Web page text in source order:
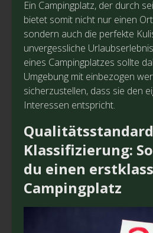
Ein Campingplatz, der durch
bietet somit nicht nur einen
sondern auch die perfekte
unvergessliche
eines Campingplatzes sollte
Umgebung mit einbezogen
sicherzustellen, dass sie den
Interessen entspricht.
Klassifizierung:
du einen
Campingplatz